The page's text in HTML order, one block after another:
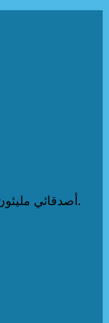
أصدقائي مليئون بالألوان ونحن فخورون جداً بمنزلنا في المحيط.